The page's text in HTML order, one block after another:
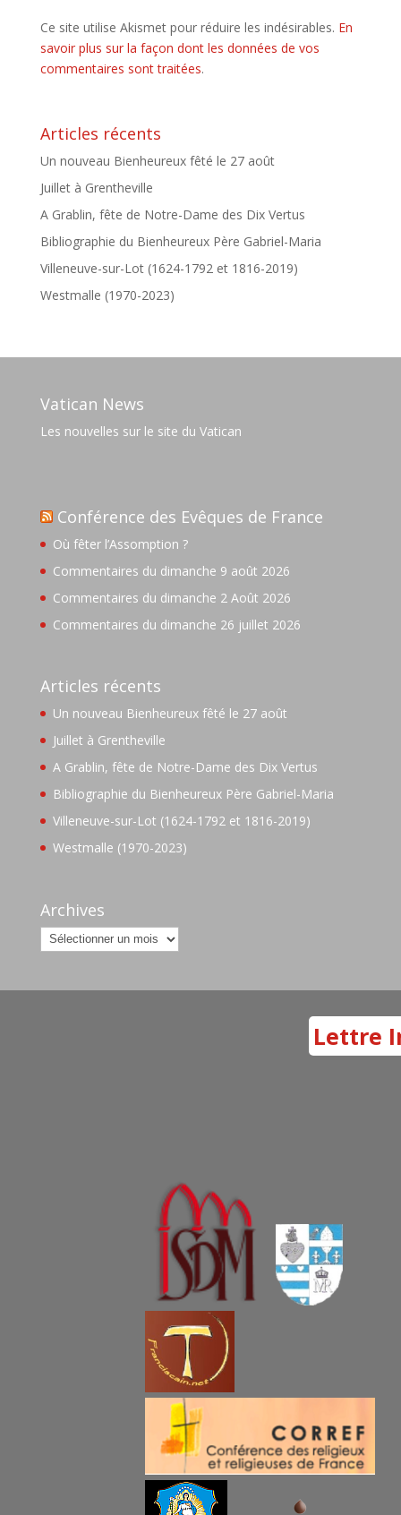
Ce site utilise Akismet pour réduire les indésirables. En
savoir plus sur la façon dont les données de vos
commentaires sont traitées.
Articles récents
Un nouveau Bienheureux fêté le 27 août
Juillet à Grentheville
A Grablin, fête de Notre-Dame des Dix Vertus
Bibliographie du Bienheureux Père Gabriel-Maria
Villeneuve-sur-Lot (1624-1792 et 1816-2019)
Westmalle (1970-2023)
Vatican News
Les nouvelles sur le site du Vatican
Conférence des Evêques de France
Où fêter l’Assomption ?
Commentaires du dimanche 9 août 2026
Commentaires du dimanche 2 Août 2026
Commentaires du dimanche 26 juillet 2026
Articles récents
Un nouveau Bienheureux fêté le 27 août
Juillet à Grentheville
A Grablin, fête de Notre-Dame des Dix Vertus
Bibliographie du Bienheureux Père Gabriel-Maria
Villeneuve-sur-Lot (1624-1792 et 1816-2019)
Westmalle (1970-2023)
Archives
Archives
Lettre